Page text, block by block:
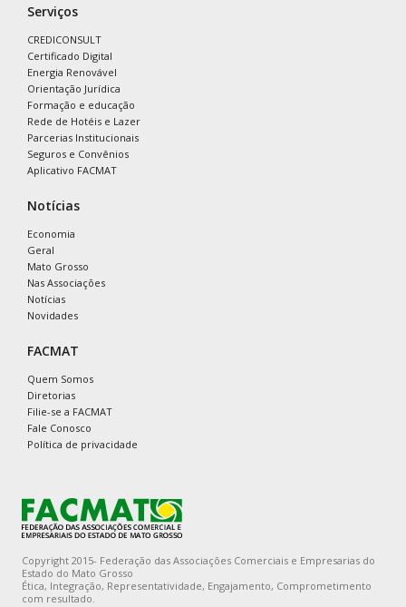
Serviços
CREDICONSULT
Certificado Digital
Energia Renovável
Orientação Jurídica
Formação e educação
Rede de Hotéis e Lazer
Parcerias Institucionais
Seguros e Convênios
Aplicativo FACMAT
Notícias
Economia
Geral
Mato Grosso
Nas Associações
Notícias
Novidades
FACMAT
Quem Somos
Diretorias
Filie-se a FACMAT
Fale Conosco
Política de privacidade
Copyright 2015- Federação das Associações Comerciais e Empresarias do
Estado do Mato Grosso
Ética, Integração, Representatividade, Engajamento, Comprometimento
com resultado.